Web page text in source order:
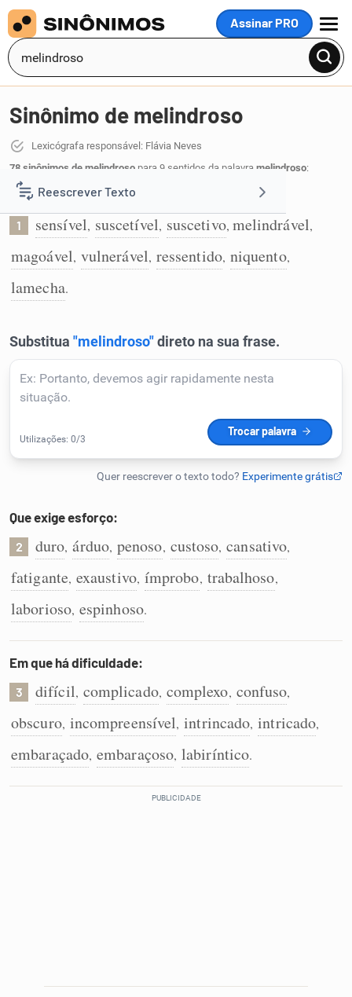
Assinar PRO
MENU
Reescrever Texto
Resumir Texto
Corrigir Texto
Humanizador de IA
Cata-letras
Caça-palavras
Sinônimo de melindroso
Lexicógrafa responsável: Flávia Neves
78 sinônimos de melindroso para 9 sentidos da palavra melindroso:
Que se ofende facilmente:
1 sensível, suscetível, suscetivo, melindrável,
magoável, vulnerável, ressentido, niquento,
lamecha.
Que exige esforço:
2 duro, árduo, penoso, custoso, cansativo,
fatigante, exaustivo, ímprobo, trabalhoso,
laborioso, espinhoso.
Em que há dificuldade:
3 difícil, complicado, complexo, confuso,
obscuro, incompreensível, intrincado, intricado,
embaraçado, embaraçoso, labiríntico.